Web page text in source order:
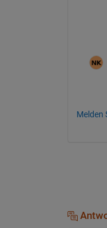
Melden